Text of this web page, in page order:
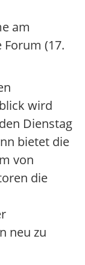
am
Forum (17.
wird
Dienstag
bietet die
von
die
neu zu